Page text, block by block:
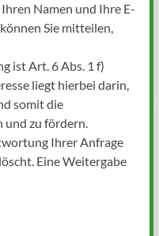
Namen und Ihre E-
Sie mitteilen,
ist Art. 6 Abs. 1 f)
liegt hierbei darin,
somit die
zu fördern.
Ihrer Anfrage
Eine Weitergabe